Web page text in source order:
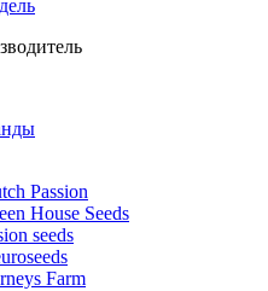
Passion
House Seeds
seeds
Farm